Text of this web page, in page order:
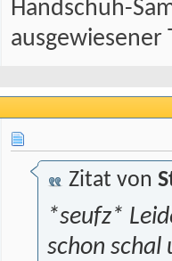
Handschuh-
ausgewiesener
Zitat von
*seufz*
schon schal